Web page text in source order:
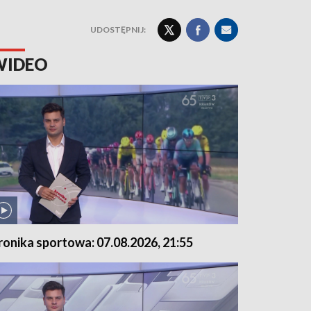
UDOSTĘPNIJ:
sportowa: 07.08.2026, 21:55